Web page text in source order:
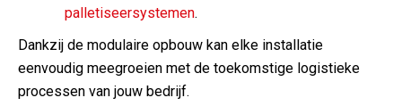
palletiseersystemen.
Dankzij de modulaire opbouw kan elke installatie
eenvoudig meegroeien met de toekomstige logistieke
processen van jouw bedrijf.